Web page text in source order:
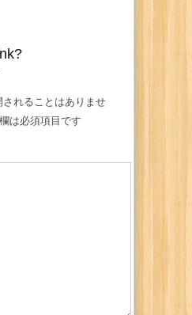
れることはありませ
は必須項目です